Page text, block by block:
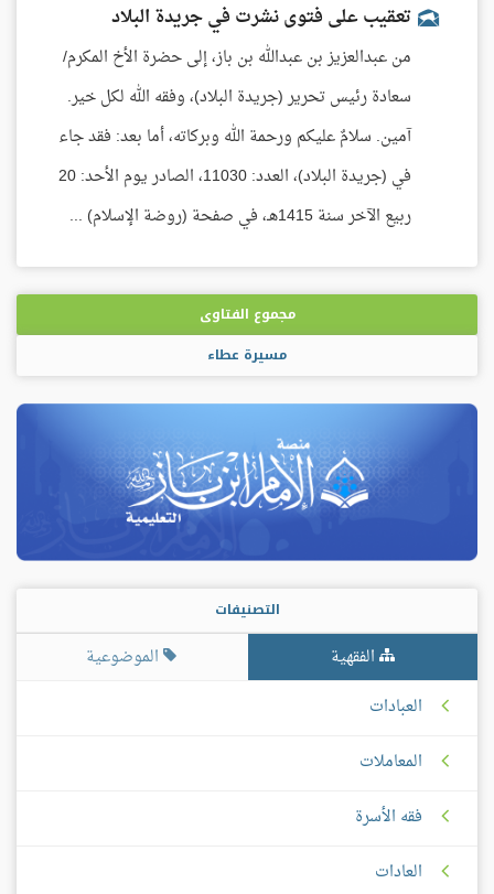
تعقيب على فتوى نشرت في جريدة البلاد
من عبدالعزيز بن عبدالله بن باز، إلى حضرة الأخ المكرم/
سعادة رئيس تحرير (جريدة البلاد)، وفقه الله لكل خير.
آمين. سلامٌ عليكم ورحمة الله وبركاته، أما بعد: فقد جاء
في (جريدة البلاد)، العدد: 11030، الصادر يوم الأحد: 20
ربيع الآخر سنة 1415هـ، في صفحة (روضة الإسلام) ...
مجموع الفتاوى
مسيرة عطاء
التصنيفات
الفقهية
الموضوعية
العبادات
المعاملات
فقه الأسرة
العادات